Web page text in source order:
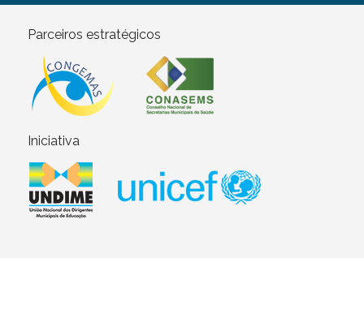
Parceiros estratégicos
Iniciativa